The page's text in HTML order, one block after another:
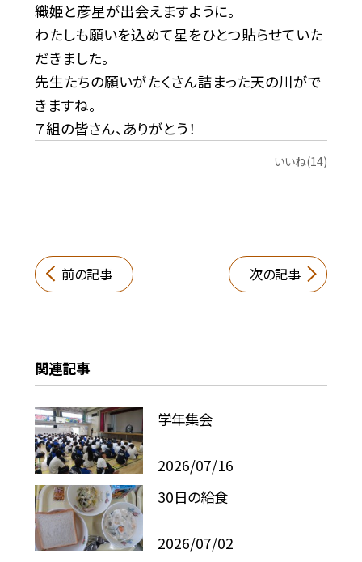
織姫と彦星が出会えますように。
わたしも願いを込めて星をひとつ貼らせていた
だきました。
先生たちの願いがたくさん詰まった天の川がで
きますね。
７組の皆さん、ありがとう！
いいね(14)
前の記事 次の記事
関連記事
学年集会
2026/07/16
30日の給食
2026/07/02